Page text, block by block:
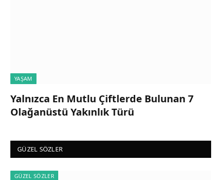
YAŞAM
Yalnızca En Mutlu Çiftlerde Bulunan 7
Olağanüstü Yakınlık Türü
GÜZEL SÖZLER
GÜZEL SÖZLER